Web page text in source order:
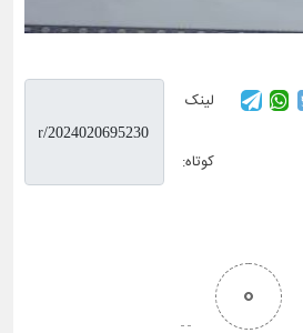
لینک
کوتاه:
0